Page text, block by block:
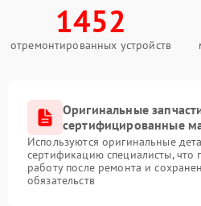
1452
отремонтированных устройств
Оригинальные
сертифицированные
Используются оригинальные
сертификацию специалисты, что
работу после ремонта и
обязательств